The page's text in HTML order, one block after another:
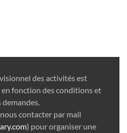
des activités est
en fonction des conditions et
demandes.
nous contacter par mail
) pour organiser une